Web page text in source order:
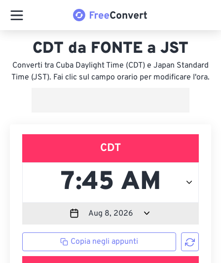
CDT da FONTE a JST
Converti tra Cuba Daylight Time (CDT) e Japan Standard
Time (JST). Fai clic sul campo orario per modificare l'ora.
CDT
Copia negli appunti